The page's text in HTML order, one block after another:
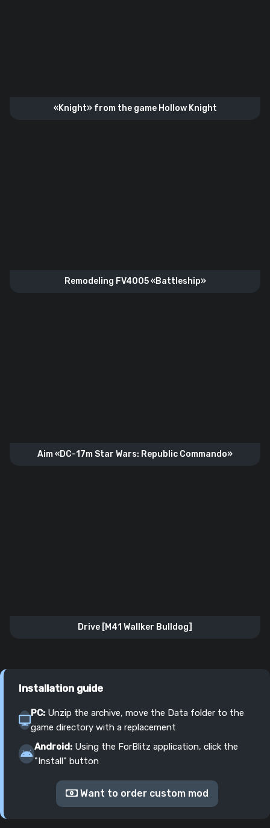
«Knight» from the game Hollow Knight
Remodeling FV4005 «Battleship»
Aim «DC-17m Star Wars: Republic Commando»
Drive [M41 Wallker Bulldog]
Installation guide
PC: Unzip the archive, move the Data folder to the
game directory with a replacement
Android: Using the ForBlitz application, click the
"Install" button
Want to order custom mod